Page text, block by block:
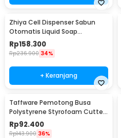
Zhiya Cell Dispenser Sabun
Otomatis Liquid Soap
Touchless Sensor 280ml - FK-
008
Rp158.300
Rp236.900 34%
+ Keranjang
Taffware Pemotong Busa
Polystyrene Styrofoam Cutter
15W 405mm - CT25
Rp92.400
Rp143.900 36%